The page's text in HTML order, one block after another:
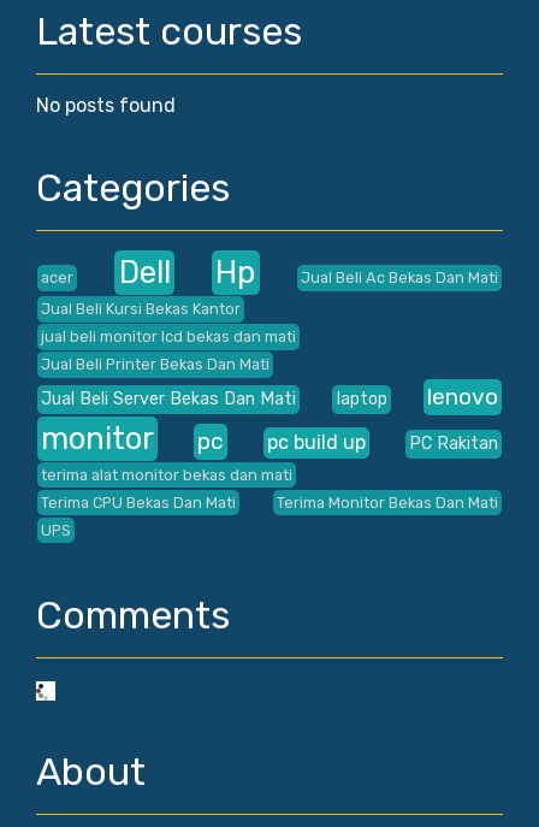
Latest courses
No posts found
Categories
acer Dell Hp
Jual Beli Ac Bekas Dan Mati
Jual Beli Kursi Bekas Kantor
jual beli monitor lcd bekas dan mati
Jual Beli Printer Bekas Dan Mati
Jual Beli Server Bekas Dan Mati laptop lenovo
monitor pc pc build up PC Rakitan
terima alat monitor bekas dan mati
Terima CPU Bekas Dan Mati
Terima Monitor Bekas Dan Mati
UPS
Comments
About